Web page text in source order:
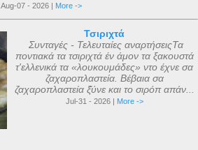
Aug-07 - 2026 | More ->
Τσιριχτά
Συνταγές - Τελευταίες αναρτήσειςΤα
ποντιακά τα τσιριχτά έν άμον τα ξακουστά
τ'ελλενικά τα «λουκουμάδες» ντο έχνε σα
ζαχαροπλαστεία. Βέβαια σα
ζαχαροπλαστεία ξ̌ύνε και το σιρόπ απάν...
Jul-31 - 2026 | More ->